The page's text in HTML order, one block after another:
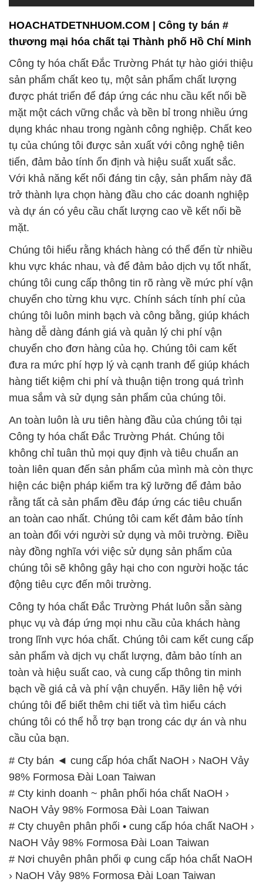
HOACHATDETNHUOM.COM | Công ty bán #
thương mại hóa chất tại Thành phố Hồ Chí Minh
Công ty hóa chất Đắc Trường Phát tự hào giới thiệu
sản phẩm chất keo tụ, một sản phẩm chất lượng
được phát triển để đáp ứng các nhu cầu kết nối bề
mặt một cách vững chắc và bền bỉ trong nhiều ứng
dụng khác nhau trong ngành công nghiệp. Chất keo
tụ của chúng tôi được sản xuất với công nghệ tiên
tiến, đảm bảo tính ổn định và hiệu suất xuất sắc.
Với khả năng kết nối đáng tin cậy, sản phẩm này đã
trở thành lựa chọn hàng đầu cho các doanh nghiệp
và dự án có yêu cầu chất lượng cao về kết nối bề
mặt.
Chúng tôi hiểu rằng khách hàng có thể đến từ nhiều
khu vực khác nhau, và để đảm bảo dịch vụ tốt nhất,
chúng tôi cung cấp thông tin rõ ràng về mức phí vận
chuyển cho từng khu vực. Chính sách tính phí của
chúng tôi luôn minh bạch và công bằng, giúp khách
hàng dễ dàng đánh giá và quản lý chi phí vận
chuyển cho đơn hàng của họ. Chúng tôi cam kết
đưa ra mức phí hợp lý và cạnh tranh để giúp khách
hàng tiết kiệm chi phí và thuận tiện trong quá trình
mua sắm và sử dụng sản phẩm của chúng tôi.
An toàn luôn là ưu tiên hàng đầu của chúng tôi tại
Công ty hóa chất Đắc Trường Phát. Chúng tôi
không chỉ tuân thủ mọi quy định và tiêu chuẩn an
toàn liên quan đến sản phẩm của mình mà còn thực
hiện các biện pháp kiểm tra kỹ lưỡng để đảm bảo
rằng tất cả sản phẩm đều đáp ứng các tiêu chuẩn
an toàn cao nhất. Chúng tôi cam kết đảm bảo tính
an toàn đối với người sử dụng và môi trường. Điều
này đồng nghĩa với việc sử dụng sản phẩm của
chúng tôi sẽ không gây hại cho con người hoặc tác
động tiêu cực đến môi trường.
Công ty hóa chất Đắc Trường Phát luôn sẵn sàng
phục vụ và đáp ứng mọi nhu cầu của khách hàng
trong lĩnh vực hóa chất. Chúng tôi cam kết cung cấp
sản phẩm và dịch vụ chất lượng, đảm bảo tính an
toàn và hiệu suất cao, và cung cấp thông tin minh
bạch về giá cả và phí vận chuyển. Hãy liên hệ với
chúng tôi để biết thêm chi tiết và tìm hiểu cách
chúng tôi có thể hỗ trợ bạn trong các dự án và nhu
cầu của bạn.
# Cty bán ◄ cung cấp hóa chất NaOH › NaOH Vảy
98% Formosa Đài Loan Taiwan
# Cty kinh doanh ~ phân phối hóa chất NaOH ›
NaOH Vảy 98% Formosa Đài Loan Taiwan
# Cty chuyên phân phối • cung cấp hóa chất NaOH ›
NaOH Vảy 98% Formosa Đài Loan Taiwan
# Nơi chuyên phân phối φ cung cấp hóa chất NaOH
› NaOH Vảy 98% Formosa Đài Loan Taiwan